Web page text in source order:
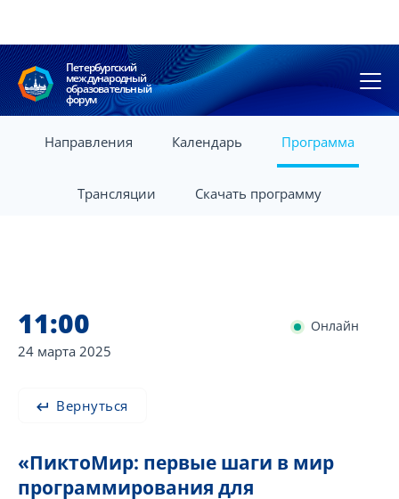
Петербургский
международный
образовательный
форум
Направления Календарь Программа
Трансляции Скачать программу
11:00
24 марта 2025
Онлайн
Вернуться
«ПиктоМир: первые шаги в мир
программирования для